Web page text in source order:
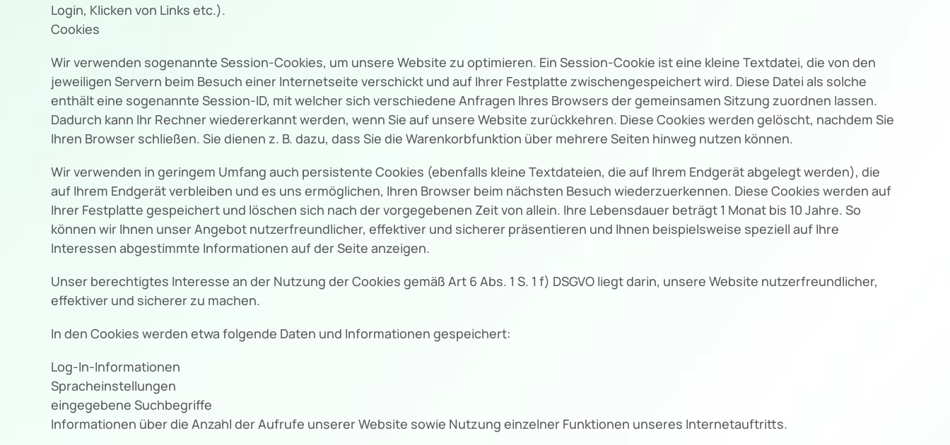
Login, Klicken von Links etc.).
Cookies
Wir verwenden sogenannte Session-Cookies, um unsere Website zu optimieren. Ein Session-Cookie ist eine kleine Textdatei, die von den
jeweiligen Servern beim Besuch einer Internetseite verschickt und auf Ihrer Festplatte zwischengespeichert wird. Diese Datei als solche
enthält eine sogenannte Session-ID, mit welcher sich verschiedene Anfragen Ihres Browsers der gemeinsamen Sitzung zuordnen lassen.
Dadurch kann Ihr Rechner wiedererkannt werden, wenn Sie auf unsere Website zurückkehren. Diese Cookies werden gelöscht, nachdem Sie
Ihren Browser schließen. Sie dienen z. B. dazu, dass Sie die Warenkorbfunktion über mehrere Seiten hinweg nutzen können.
Wir verwenden in geringem Umfang auch persistente Cookies (ebenfalls kleine Textdateien, die auf Ihrem Endgerät abgelegt werden), die
auf Ihrem Endgerät verbleiben und es uns ermöglichen, Ihren Browser beim nächsten Besuch wiederzuerkennen. Diese Cookies werden auf
Ihrer Festplatte gespeichert und löschen sich nach der vorgegebenen Zeit von allein. Ihre Lebensdauer beträgt 1 Monat bis 10 Jahre. So
können wir Ihnen unser Angebot nutzerfreundlicher, effektiver und sicherer präsentieren und Ihnen beispielsweise speziell auf Ihre
Interessen abgestimmte Informationen auf der Seite anzeigen.
Unser berechtigtes Interesse an der Nutzung der Cookies gemäß Art 6 Abs. 1 S. 1 f) DSGVO liegt darin, unsere Website nutzerfreundlicher,
effektiver und sicherer zu machen.
In den Cookies werden etwa folgende Daten und Informationen gespeichert:
Log-In-Informationen
Spracheinstellungen
eingegebene Suchbegriffe
Informationen über die Anzahl der Aufrufe unserer Website sowie Nutzung einzelner Funktionen unseres Internetauftritts.